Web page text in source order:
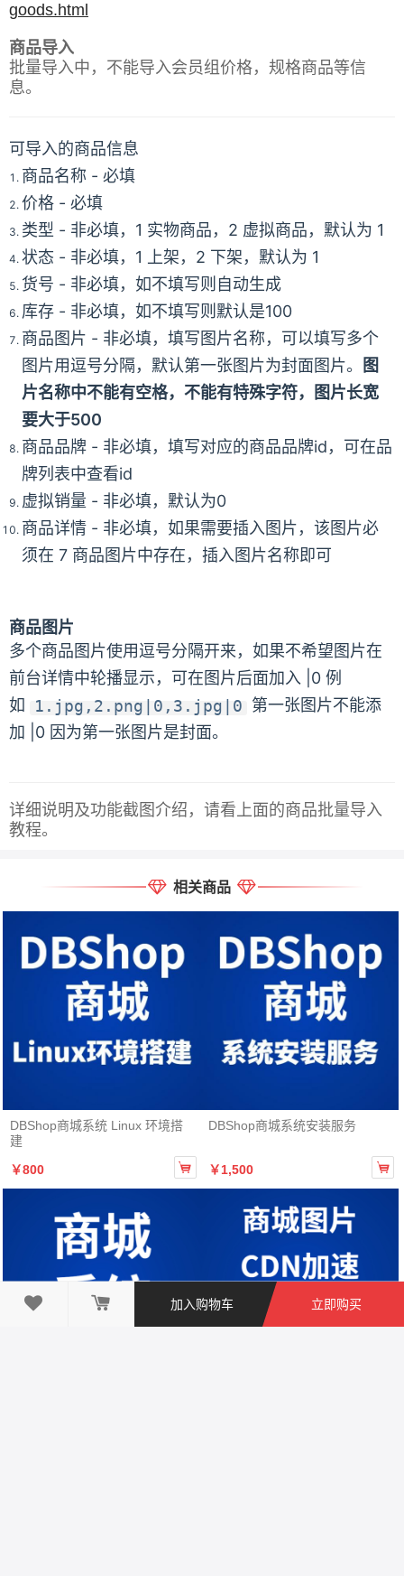
goods.html
商品导入
批量导入中，不能导入会员组价格，规格商品等信
息。
可导入的商品信息
商品名称 - 必填
价格 - 必填
类型 - 非必填，1 实物商品，2 虚拟商品，默认为 1
状态 - 非必填，1 上架，2 下架，默认为 1
货号 - 非必填，如不填写则自动生成
库存 - 非必填，如不填写则默认是100
商品图片 - 非必填，填写图片名称，可以填写多个
图片用逗号分隔，默认第一张图片为封面图片。
图
片名称中不能有空格，不能有特殊字符，图片长宽
要大于500
商品品牌 - 非必填，填写对应的商品品牌id，可在品
牌列表中查看id
虚拟销量 - 非必填，默认为0
商品详情 - 非必填，如果需要插入图片，该图片必
须在 7 商品图片中存在，插入图片名称即可
商品图片
多个商品图片使用逗号分隔开来，如果不希望图片在
前台详情中轮播显示，可在图片后面加入 |0 例
如
1.jpg,2.png|0,3.jpg|0 第一张图片不能添
加 |0 因为第一张图片是封面。
详细说明及功能截图介绍，请看上面的商品批量导入
教程。
相关商品
DBShop商城系统 Linux 环境搭
建
￥800

DBShop商城系统安装服务
￥1,500 
 加入购物车 立即购买